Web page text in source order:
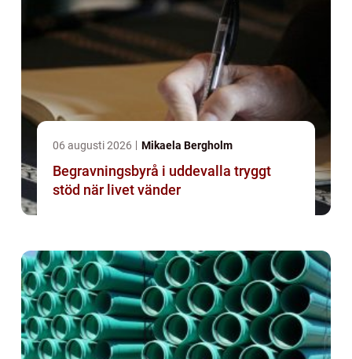
06 augusti 2026 Mikaela Bergholm
Begravningsbyrå i uddevalla tryggt
stöd när livet vänder